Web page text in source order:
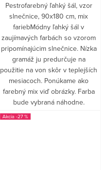
Pestrofarebný ľahký šál, vzor
slnečnice, 90x180 cm, mix
fariebMódny ľahký šál v
zaujímavých farbách so vzorom
pripomínajúcim slnečnice. Nízka
gramáž ju predurčuje na
použitie na von skôr v teplejších
mesiacoch. Ponúkame ako
farebný mix viď obrázky. Farba
bude vybraná náhodne.
-27 %